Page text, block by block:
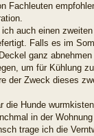
Fachleuten
auch einen
Falls es im
ganz abnehmen
um für Kühlung
der Zweck dieses
die Hunde
in der
trage ich die